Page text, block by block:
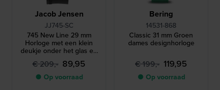
Jacob Jensen
JJ745-SC
745 New Line 29 mm
Horloge met een klein
deukje onder het glas en
krassen op de achterkant
van de kast
€ 209,- 89,95
● Op voorraad
Bering
14531-868
Classic 31 mm Groen
dames designhorloge
€ 199,- 119,95
● Op voorraad